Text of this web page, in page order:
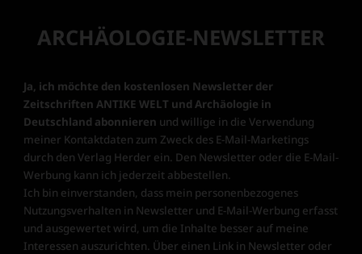
ARCHÄOLOGIE-NEWSLETTER
Ja, ich möchte den kostenlosen Newsletter der
Zeitschriften ANTIKE WELT und Archäologie in
Deutschland abonnieren und willige in die Verwendung
meiner Kontaktdaten zum Zweck des E-Mail-Marketings
durch den Verlag Herder ein. Den Newsletter oder die E-Mail-
Werbung kann ich jederzeit abbestellen.
Ich bin einverstanden, dass mein personenbezogenes
Nutzungsverhalten in Newsletter und E-Mail-Werbung erfasst
und ausgewertet wird, um die Inhalte besser auf meine
Interessen auszurichten. Über einen Link in Newsletter oder